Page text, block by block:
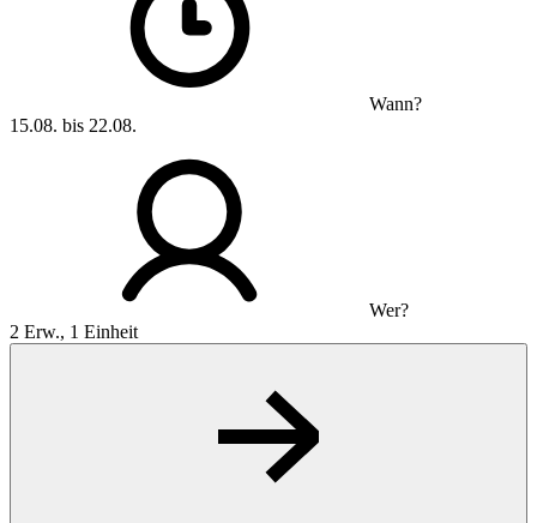
Wann?
15.08. bis 22.08.
Wer?
2 Erw., 1 Einheit